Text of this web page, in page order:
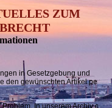
ZUM